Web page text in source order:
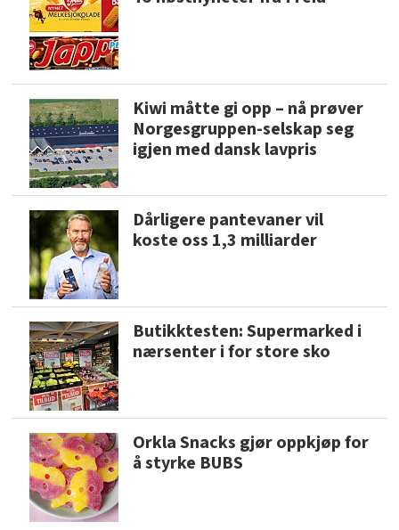
Kiwi måtte gi opp – nå prøver
Norgesgruppen-selskap seg
igjen med dansk lavpris
Dårligere pantevaner vil
koste oss 1,3 milliarder
Butikktesten: Supermarked i
nærsenter i for store sko
Orkla Snacks gjør oppkjøp for
å styrke BUBS